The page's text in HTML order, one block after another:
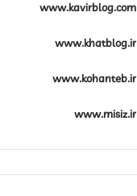
www.kavirblog.com
www.khatblog.ir
www.kohanteb.ir
www.misiz.ir